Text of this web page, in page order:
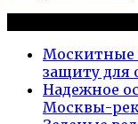
Москитные
защиту для
Надежное
Москвы-